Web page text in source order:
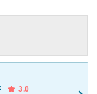
3.0